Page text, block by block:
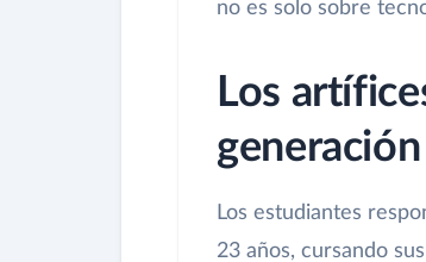
no es solo sobre
Los
Los estudiantes
23 años, cursando